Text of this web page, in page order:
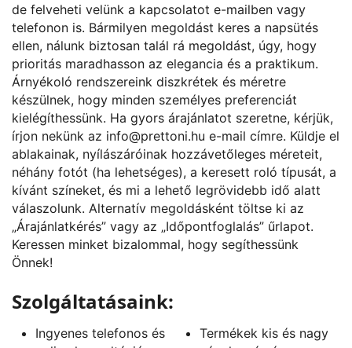
de felveheti velünk a kapcsolatot e-mailben vagy
telefonon is. Bármilyen megoldást keres a napsütés
ellen, nálunk biztosan talál rá megoldást, úgy, hogy
prioritás maradhasson az elegancia és a praktikum.
Árnyékoló rendszereink diszkrétek és méretre
készülnek, hogy minden személyes preferenciát
kielégíthessünk. Ha gyors árajánlatot szeretne, kérjük,
írjon nekünk az info@prettoni.hu e-mail címre. Küldje el
ablakainak, nyílászáróinak hozzávetőleges méreteit,
néhány fotót (ha lehetséges), a keresett roló típusát, a
kívánt színeket, és mi a lehető legrövidebb idő alatt
válaszolunk. Alternatív megoldásként töltse ki az
„Árajánlatkérés” vagy az „Időpontfoglalás” űrlapot.
Keressen minket bizalommal, hogy segíthessünk
Önnek!
Szolgáltatásaink:
Ingyenes telefonos és
Termékek kis és nagy